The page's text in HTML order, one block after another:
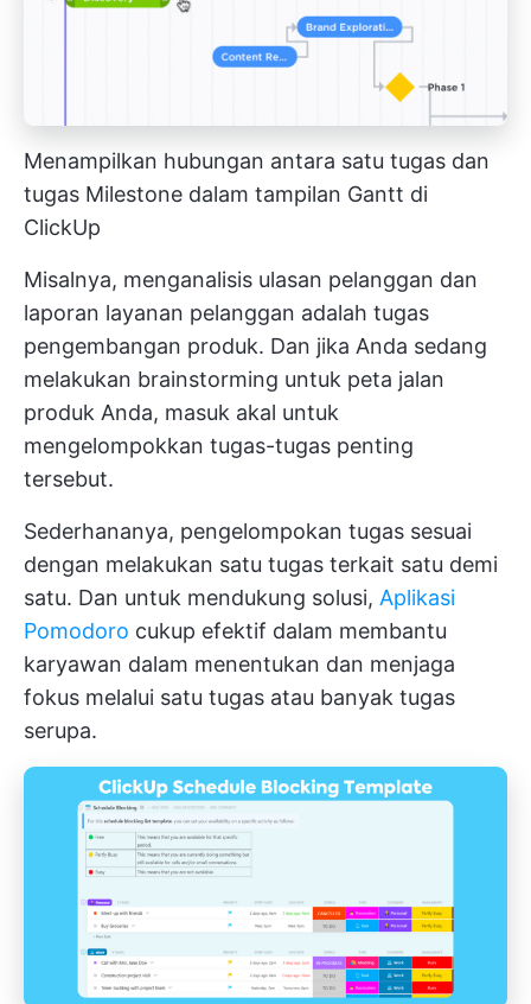
Menampilkan hubungan antara satu tugas dan
tugas Milestone dalam tampilan Gantt di
ClickUp
Misalnya, menganalisis ulasan pelanggan dan
laporan layanan pelanggan adalah tugas
pengembangan produk. Dan jika Anda sedang
melakukan brainstorming untuk peta jalan
produk Anda, masuk akal untuk
mengelompokkan tugas-tugas penting
tersebut.
Sederhananya, pengelompokan tugas sesuai
dengan melakukan satu tugas terkait satu demi
satu. Dan untuk mendukung solusi, Aplikasi
Pomodoro cukup efektif dalam membantu
karyawan dalam menentukan dan menjaga
fokus melalui satu tugas atau banyak tugas
serupa.